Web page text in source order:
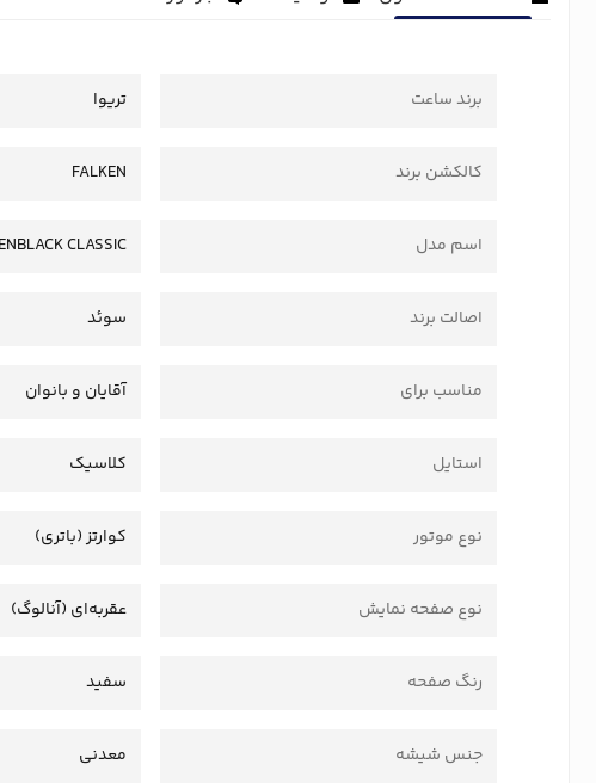
برند ساعت تریوا
کالکشن برند FALKEN
اسم مدل CLASSIC
اصالت برند سوئد
مناسب برای آقایان و بانوان
استایل کلاسیک
نوع موتور کوارتز (باتری)
نوع صفحه نمایش عقربه‌ای (آنالوگ)
رنگ صفحه سفید
جنس شیشه معدنی